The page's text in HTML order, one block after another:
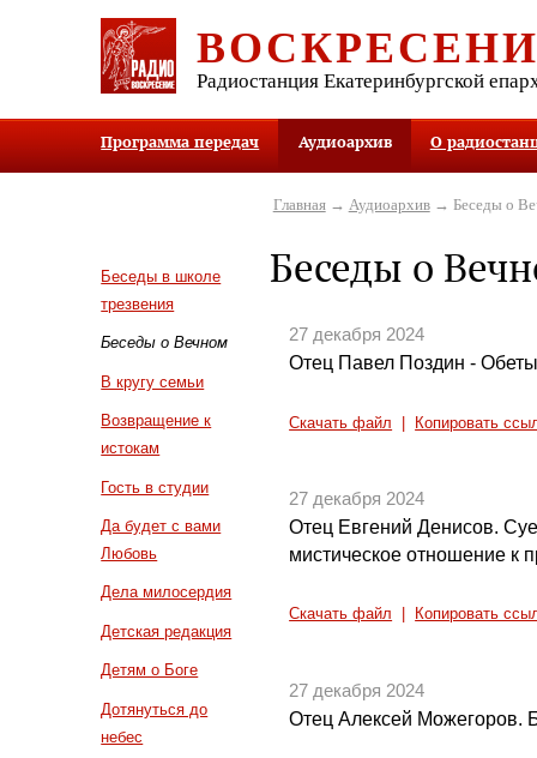
Радиостанция Екатеринбургской
Программа передач Аудиоархив О
Беседы в школе
трезвения
Беседы о Вечном
В кругу семьи
Возвращение к
истокам
Гость в студии
Да будет с вами
Любовь
Дела милосердия
Детская редакция
Детям о Боге
Дотянуться до
небес
Главная→ Аудиоархив→ Беседы о
Беседы о
27 декабря 2024
Отец Павел Поздин -
Скачать файл Копировать
27 декабря 2024
Отец Евгений Денисов.
мистическое отношение к
Скачать файл Копировать
27 декабря 2024
Отец Алексей Можегоров.